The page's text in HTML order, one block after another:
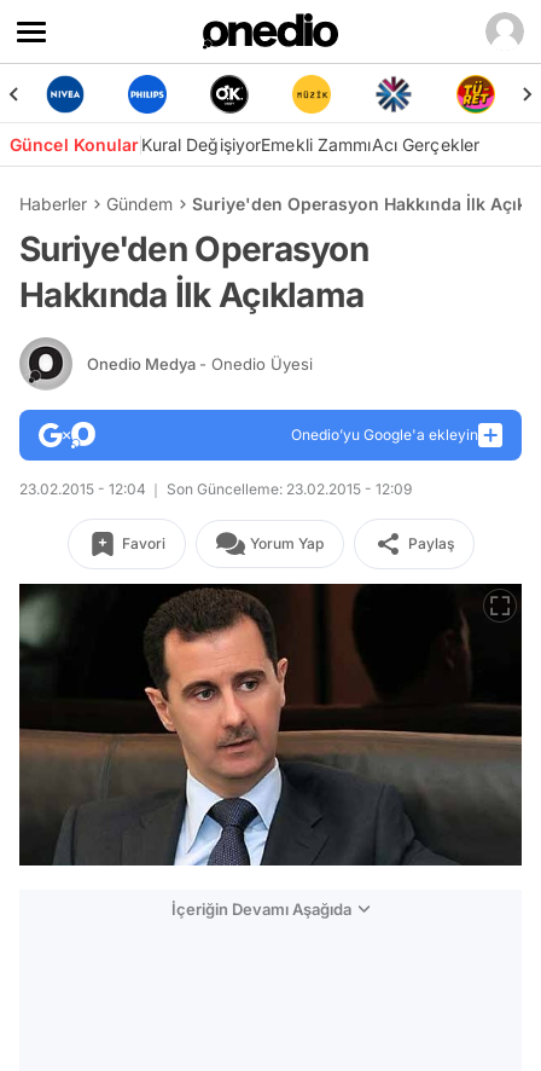
Güncel KonularKural DeğişiyorEmekli ZammıAcı Gerçekler
Haberler Gündem Suriye'den Operasyon Hakkında İlk
Suriye'den Operasyon
Hakkında İlk Açıklama
Onedio Medya - Onedio Üyesi
Onedio’yu Google'a ekleyin
23.02.2015 - 12:04 Son Güncelleme: 23.02.2015 - 12:09
Favori Yorum Yap Paylaş
İçeriğin Devamı Aşağıda